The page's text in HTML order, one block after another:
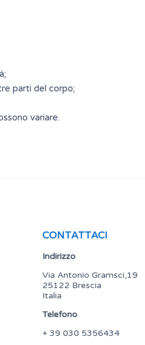
parti del corpo;
variare.
CONTATTACI
Indirizzo
Via Antonio Gramsci,19
25122 Brescia
Italia
Telefono
+ 39 030 5356434